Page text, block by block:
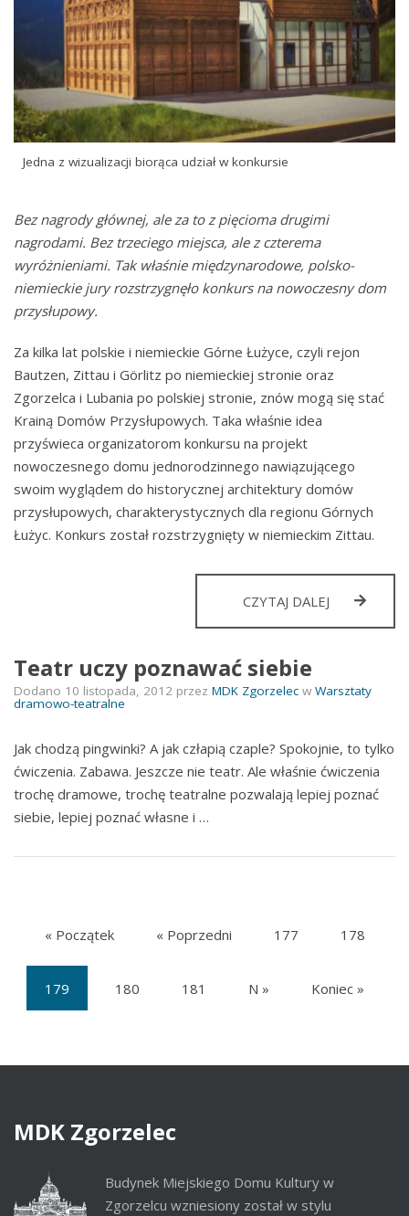
Jedna z wizualizacji biorąca udział w konkursie
Bez nagrody głównej, ale za to z pięcioma drugimi
nagrodami. Bez trzeciego miejsca, ale z czterema
wyróżnieniami. Tak właśnie międzynarodowe, polsko-
niemieckie jury rozstrzygnęło konkurs na nowoczesny dom
przysłupowy.
Za kilka lat polskie i niemieckie Górne Łużyce, czyli rejon
Bautzen, Zittau i Görlitz po niemieckiej stronie oraz
Zgorzelca i Lubania po polskiej stronie, znów mogą się stać
Krainą Domów Przysłupowych. Taka właśnie idea
przyświeca organizatorom konkursu na projekt
nowoczesnego domu jednorodzinnego nawiązującego
swoim wyglądem do historycznej architektury domów
przysłupowych, charakterystycznych dla regionu Górnych
Łużyc. Konkurs został rozstrzygnięty w niemieckim Zittau.
CZYTAJ DALEJ POWRÓT
Teatr uczy poznawać siebie
Dodano 10 listopada, 2012 przez MDK Zgorzelec w Warsztaty
dramowo-teatralne
Jak chodzą pingwinki? A jak człapią czaple? Spokojnie, to tylko
ćwiczenia. Zabawa. Jeszcze nie teatr. Ale właśnie ćwiczenia
trochę dramowe, trochę teatralne pozwalają lepiej poznać
siebie, lepiej poznać własne i …
« Początek « Poprzedni 177 178
179
180 181 N » Koniec »
MDK Zgorzelec
Budynek Miejskiego Domu Kultury w
Zgorzelcu wzniesiony został w stylu